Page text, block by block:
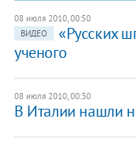
08 июля 2010, 00:50
ВИДЕО
«Русских
ученого
08 июля 2010, 00:30
В Италии нашли